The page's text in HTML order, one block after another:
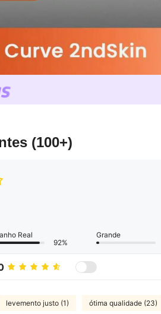
(100+)
Real
92%
Grande
levemento justo (1) ótima qualidade (23)